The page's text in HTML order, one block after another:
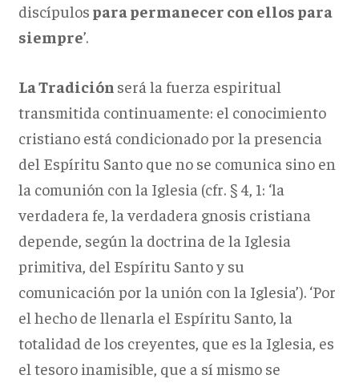
discípulos para permanecer con ellos para
siempre’.
La Tradición será la fuerza espiritual
transmitida continuamente: el conocimiento
cristiano está condicionado por la presencia
del Espíritu Santo que no se comunica sino en
la comunión con la Iglesia (cfr. § 4, 1: ‘la
verdadera fe, la verdadera gnosis cristiana
depende, según la doctrina de la Iglesia
primitiva, del Espíritu Santo y su
comunicación por la unión con la Iglesia’). ‘Por
el hecho de llenarla el Espíritu Santo, la
totalidad de los creyentes, que es la Iglesia, es
el tesoro inamisible, que a sí mismo se